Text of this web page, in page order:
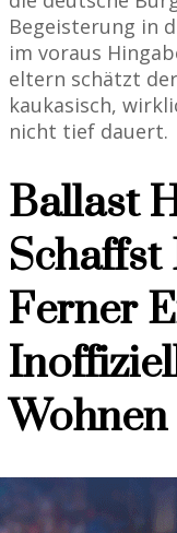
Begeisterung in
im voraus
eltern schätzt
kaukasisch,
nicht tief dauert.
Ballast
Ferner
Wohnen